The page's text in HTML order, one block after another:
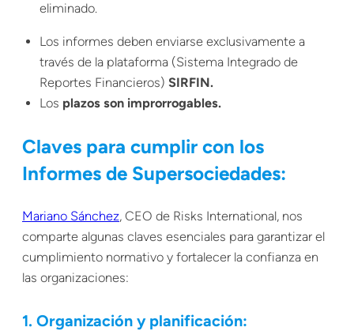
eliminado.
Los informes deben enviarse exclusivamente a
través de la plataforma (Sistema Integrado de
Reportes Financieros) SIRFIN.
Los plazos son improrrogables.
Claves para cumplir con los
Informes de Supersociedades:
Mariano Sánchez, CEO de Risks International, nos
comparte algunas claves esenciales para garantizar el
cumplimiento normativo y fortalecer la confianza en
las organizaciones:
1. Organización y planificación: